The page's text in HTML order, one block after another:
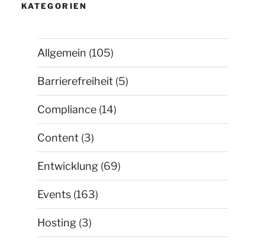
KATEGORIEN
Allgemein (105)
Barrierefreiheit (5)
Compliance (14)
Content (3)
Entwicklung (69)
Events (163)
Hosting (3)